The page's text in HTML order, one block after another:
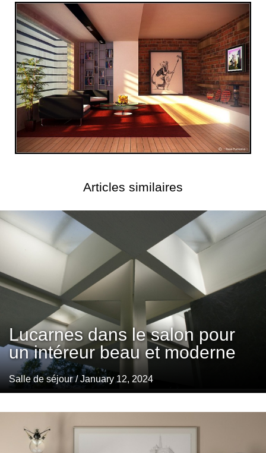
Articles similaires
Lucarnes dans le salon pour
un intéreur beau et moderne
Salle de séjour / January 12, 2024